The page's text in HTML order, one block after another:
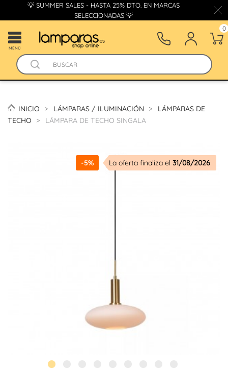
💡 SUMMER SALES - HASTA 25% DTO. EN MARCAS
SELECCIONADAS 💡
MENÚ
0
INICIO LÁMPARAS / ILUMINACIÓN
LÁMPARAS DE
TECHO
LÁMPARA DE TECHO SINGALA
-5% La oferta finaliza el 31/08/2026